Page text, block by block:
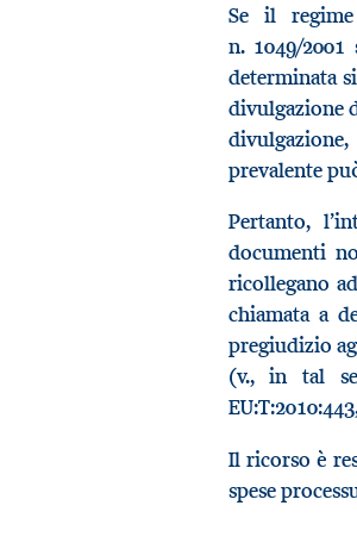
Se il
n. 1049/
determinata
divulgazione
prevalente
Pertanto,
documenti
ricollegano
chiamata a
pregiudizio
(v., in tal
Il ricorso è
spese